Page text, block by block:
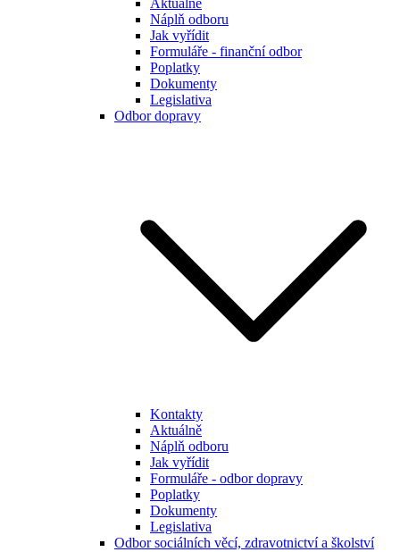
Aktuálně
Náplň odboru
Jak vyřídit
Formuláře - finanční odbor
Poplatky
Dokumenty
Legislativa
Odbor dopravy
Kontakty
Aktuálně
Náplň odboru
Jak vyřídit
Formuláře - odbor dopravy
Poplatky
Dokumenty
Legislativa
Odbor sociálních věcí, zdravotnictví a školství